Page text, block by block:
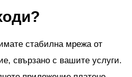
стабилна мрежа от
свързано с вашите услуги.